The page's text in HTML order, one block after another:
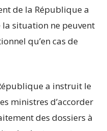
de la République a
situation ne peuvent
qu’en cas de
a instruit le
ministres d’accorder
des dossiers à